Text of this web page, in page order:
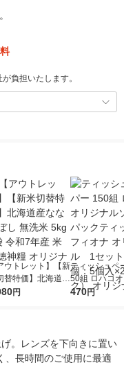
負担いたします。
ウトレット】【新
替特価】北海道産
つぼし 無洗米 5k
円
ティッシュペ
50組 ロハコ
ルソフトパッ
オリジナル
470円
。レンズを下向きに置い
、長時間のご使用に最適